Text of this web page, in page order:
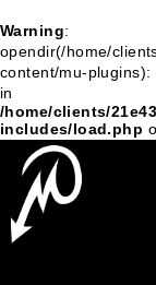
Warning:
opendir(/home/
content/mu-
in
/home/clients/
includes/load.php